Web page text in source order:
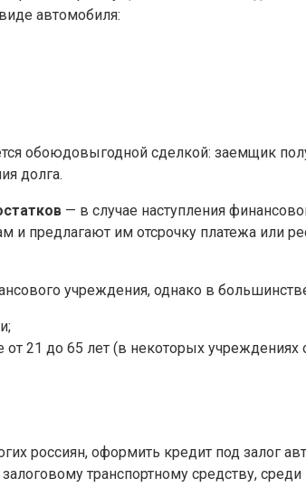
автомобиля:
обоюдовыгодной сделкой: заемщик
долга.
— в случае наступления
предлагают им отсрочку платежа или
учреждения, однако в
21 до 65 лет (в некоторых учреждениях
россиян, оформить кредит под залог
транспортному средству, среди